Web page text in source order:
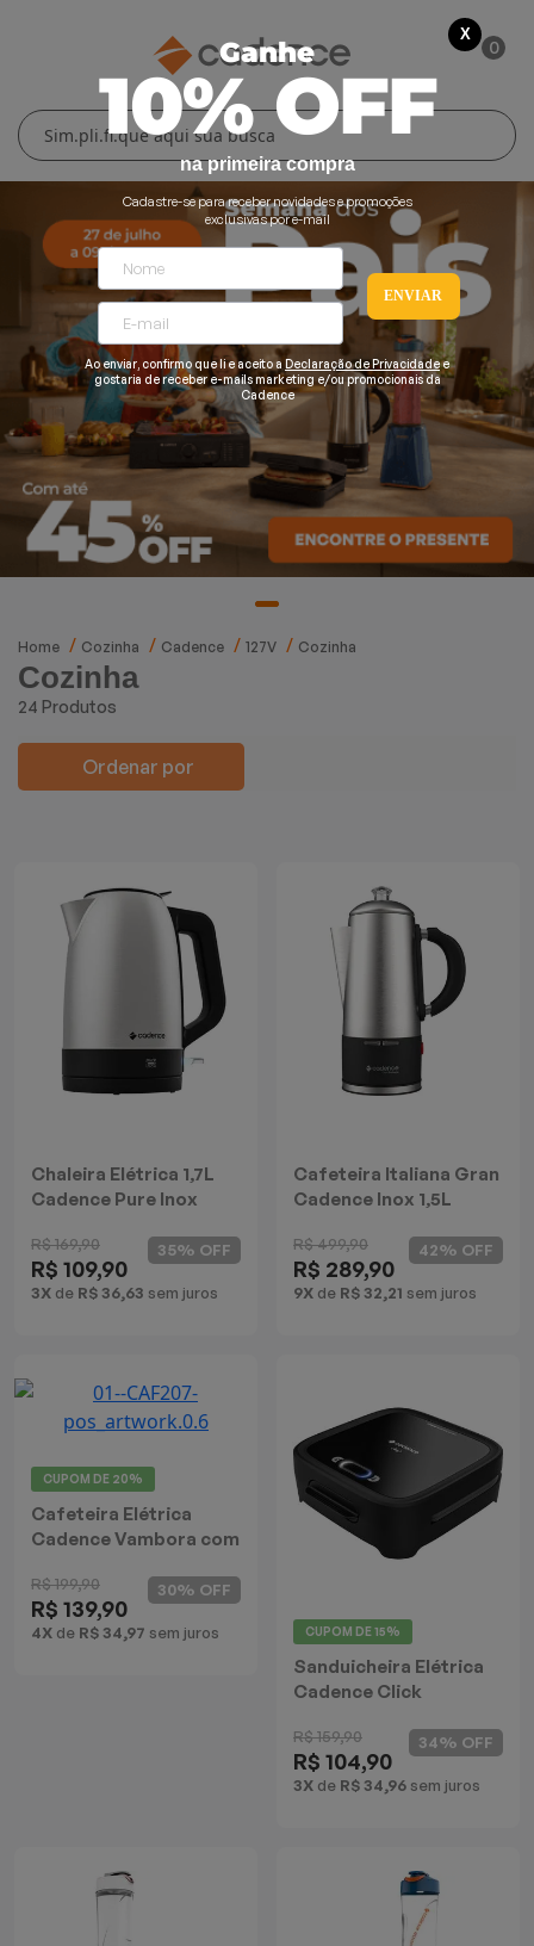
0
Home Cozinha Cadence 127V Cozinha
Cozinha
24 Produtos
Ordenar por
Chaleira Elétrica 1,7L
Cadence Pure Inox
R$ 169,90
R$ 109,90
3X de R$ 36,63 sem juros
35% OFF
Cafeteira Italiana Gran
Cadence Inox 1,5L
R$ 499,90
R$ 289,90
9X de R$ 32,21 sem juros
42% OFF
CUPOM DE 20%
Cafeteira Elétrica
Cadence Vambora com
R$ 199,90
R$ 139,90
4X de R$ 34,97 sem juros
30% OFF
CUPOM DE15%
Sanduicheira Elétrica
Cadence Click
R$ 159,90
R$ 104,90
3X de R$ 34,96 sem juros
34% OFF
X
Ganhe
10% OFF
na primeira compra
Cadastre-se para receber novidades e promoções
exclusivas por e-mail
ENVIAR
Ao enviar, confirmo que li e aceito a Declaração de Privacidadee
gostaria de receber e-mails marketing e/ou promocionais da
Cadence
Cozinha
Blenders
Liquidificadores
Grills e Sanduicheiras
Chaleiras Elétricas
Cafeteiras
Fritadeiras
Mixers
Coifas
Panelas Elétricas
Máquina de Waffle
Batedeiras
Lar
Ferros e Passadeiras
Conforto Térmico
Aquecedores
Climatizadores
Ventiladores
Cuidados Pessoais
Escovas Secadoras
Secadores
Cortadores de Cabelo
Pranchas